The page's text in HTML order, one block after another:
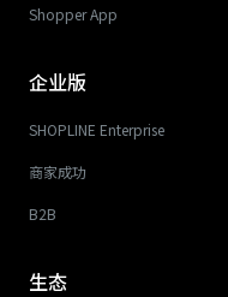
Shopper App
企业版
SHOPLINE Enterprise
商家成功
B2B
生态